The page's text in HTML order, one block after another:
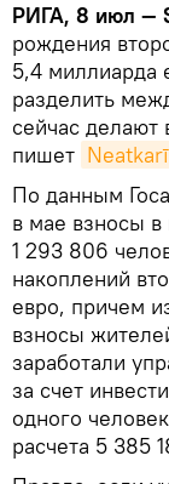
РИГА, 8 июл —
рождения
5,4 миллиарда
разделить
сейчас
пишет
По данным
в мае взносы
1 293 806
накоплений
евро, причем
взносы
заработали
за счет
одного
расчета 5 385